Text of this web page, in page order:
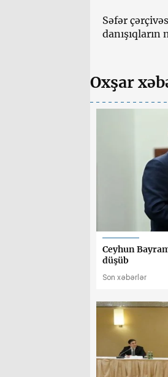
Səfər
Oxşar
Ceyhun
düşüb
Son xəbərlər